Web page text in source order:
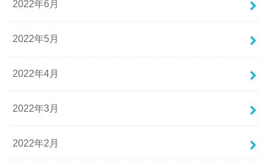
2022年6月
2022年5月
2022年4月
2022年3月
2022年2月